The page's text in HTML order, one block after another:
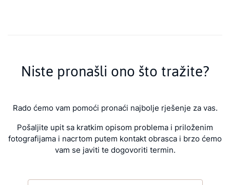
Niste pronašli ono što tražite?
Rado ćemo vam pomoći pronaći najbolje rješenje za vas.
Pošaljite upit sa kratkim opisom problema i priloženim
fotografijama i nacrtom putem kontakt obrasca i brzo ćemo
vam se javiti te dogovoriti termin.